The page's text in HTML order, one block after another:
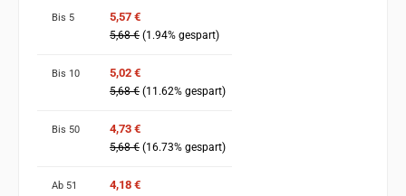
Bis 5 5,57 €
5,68 € (1.94% gespart)
Bis 10 5,02 €
5,68 € (11.62% gespart)
Bis 50 4,73 €
5,68 € (16.73% gespart)
Ab 51 4,18 €